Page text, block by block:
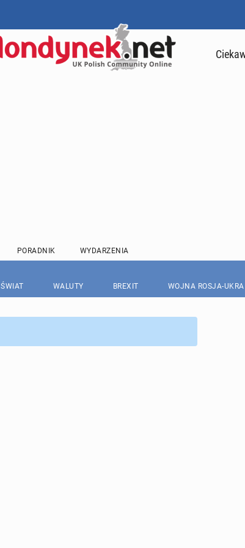
PORADNIK WYDARZENIA
ŚWIAT WALUTY BREXIT WOJNA ROSJA-